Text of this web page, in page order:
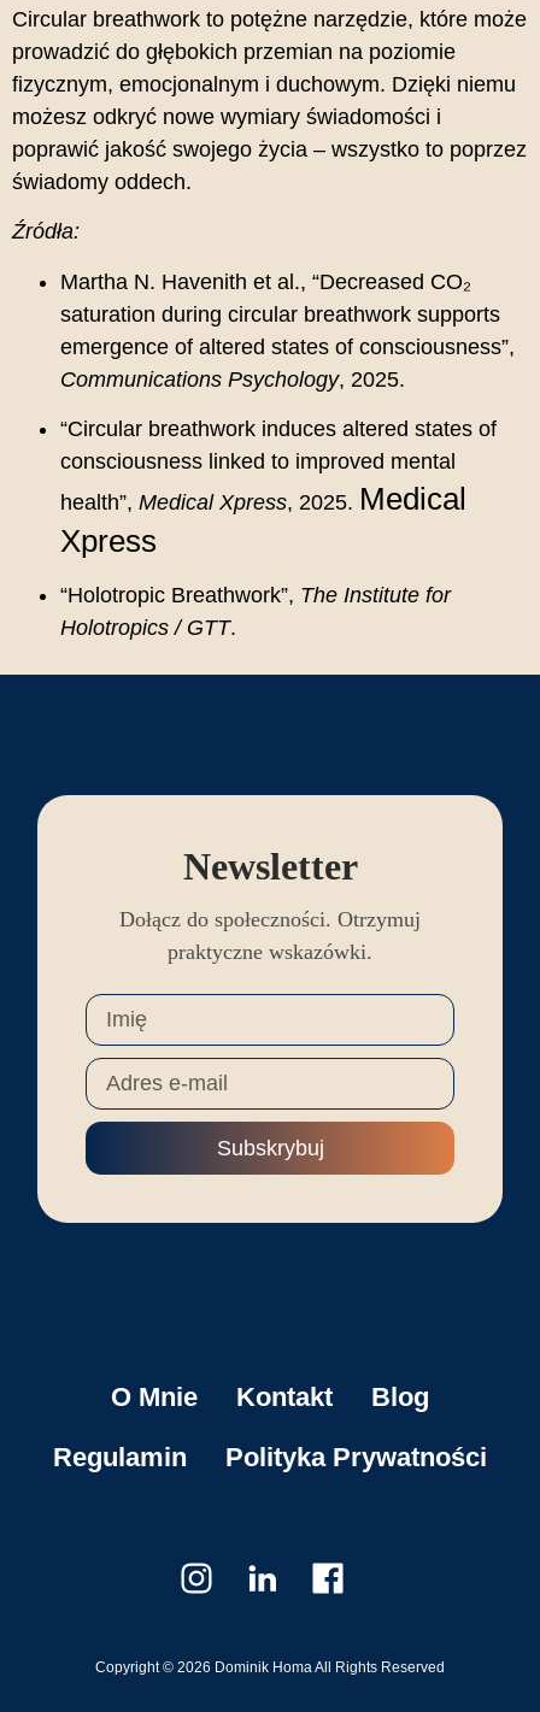
Circular breathwork to potężne narzędzie, które może
prowadzić do głębokich przemian na poziomie
fizycznym, emocjonalnym i duchowym. Dzięki niemu
możesz odkryć nowe wymiary świadomości i
poprawić jakość swojego życia – wszystko to poprzez
świadomy oddech.
Źródła:
Martha N. Havenith et al., “Decreased CO₂
saturation during circular breathwork supports
emergence of altered states of consciousness”,
Communications Psychology, 2025.
“Circular breathwork induces altered states of
consciousness linked to improved mental
health”, Medical Xpress, 2025. Medical
Xpress
“Holotropic Breathwork”, The Institute for
Holotropics / GTT.
Newsletter
Dołącz do społeczności. Otrzymuj
praktyczne wskazówki.
Subskrybuj
O Mnie Kontakt
Blog
Regulamin
Polityka Prywatności
Copyright © 2026 Dominik Homa All Rights Reserved